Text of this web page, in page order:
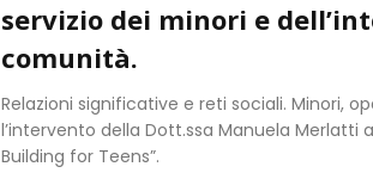
servizio dei minori e
comunità.
Relazioni significative e reti sociali. Minori,
l’intervento della Dott.ssa Manuela Merlatti
Building for Teens”.